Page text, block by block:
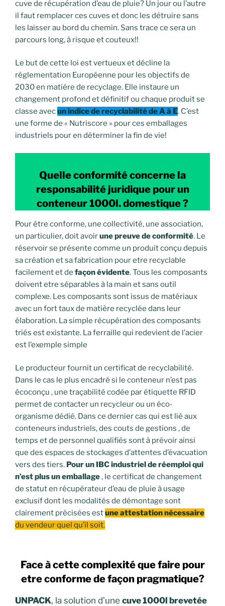
cuve de récupération d’eau de pluie? Un jour ou l’autre
il faut remplacer ces cuves et donc les détruire sans
les laisser au bord du chemin. Sans trace ce sera un
parcours long, à risque et couteux!!
Le but de cette loi est vertueux et décline la
réglementation Européenne pour les objectifs de
2030 en matiére de recyclage. Elle instaure un
changement profond et définitif ou chaque produit se
classe avecun indice de recyclabilité de A à E. C’est
une forme de « Nutriscore » pour ces emballages
industriels pour en déterminer la fin de vie!
Quelle conformité concerne la
responsabilité juridique pour un
conteneur 1000l. domestique ?
Pour être conforme, une collectivité, une association,
un particulier, doit avoirune preuve de conformité. Le
réservoir se présente comme un produit conçu depuis
sa création et sa fabrication pour etre recyclable
facilement et de façon évidente. Tous les composants
doivent etre séparables à la main et sans outil
complexe. Les composants sont issus de matériaux
avec un fort taux de matière recyclée dans leur
élaboration. La simple récupération des composants
triés est existante. La ferraille qui redevient de l’acier
est l’exemple simple
Le producteur fournit un certificat de recyclabilité.
Dans le cas le plus encadré si le conteneur n’est pas
écoconçu , une traçabilité codée par étiquette RFID
permet de contacter un recycleur ou un éco-
organisme dédié. Dans ce dernier cas qui est lié aux
conteneurs industriels, des couts de gestions , de
temps et de personnel qualifiés sont à prévoir ainsi
que des espaces de stockages d’attentes d’évacuation
vers des tiers. Pour un IBC industriel de réemploi qui
n’est plus un emballage, le certificat de changement
de statut en récupérateur d’eau de pluie à usage
exclusif dont les modalités de démontage sont
clairement précisées estune attestation nécessaire
du vendeur quel qu’il soit.
Face à cette complexité que faire pour
etre conforme de façon pragmatique?
UNPACK, la solution d’une cuve 1000l brevetée